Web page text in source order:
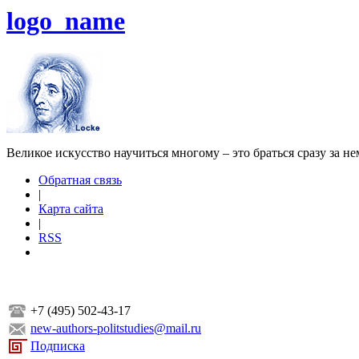
logo_name
Великое искусство научиться многому – это браться сразу за
Обратная связь
|
Карта сайта
|
RSS
+7 (495) 502-43-17
new-authors-politstudies@mail.ru
Подписка